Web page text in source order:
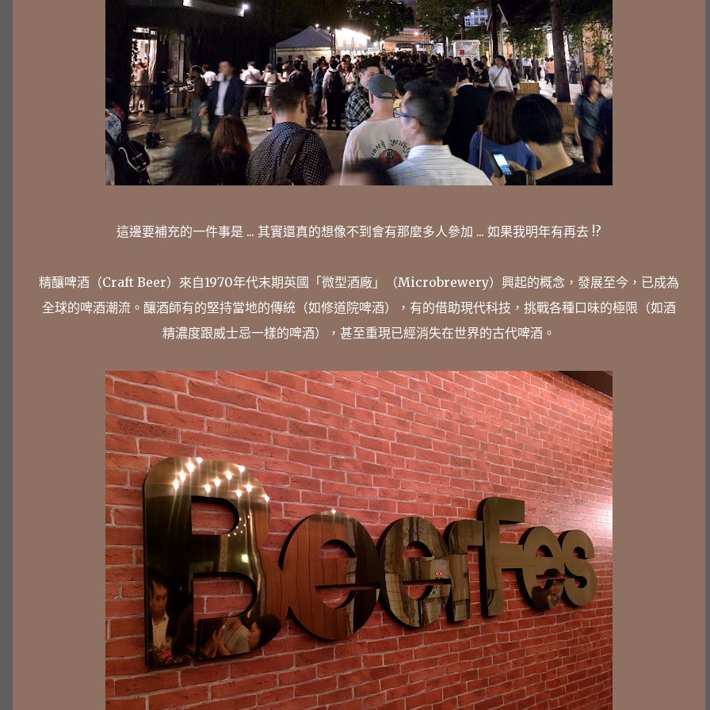
這邊要補充的一件事是 ... 其實還真的想像不到會有那麼多人參加 ... 如果我明年有再去 !?
精釀啤酒（Craft Beer）來自1970年代末期英國「微型酒廠」（Microbrewery）興起的概念，發展至今，已成為
全球的啤酒潮流。釀酒師有的堅持當地的傳統（如修道院啤酒），有的借助現代科技，挑戰各種口味的極限（如酒
精濃度跟威士忌一樣的啤酒），甚至重現已經消失在世界的古代啤酒。